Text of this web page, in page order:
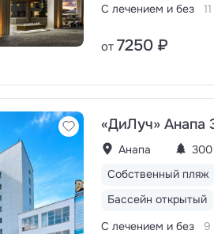
С лечением и без
от 7250 ₽
«ДиЛуч» Анапа
Анапа
300
Собственный пляж
Бассейн открытый
С лечением и без
9